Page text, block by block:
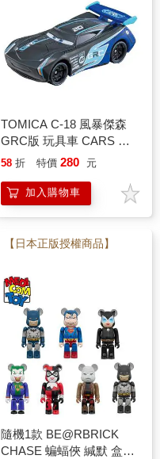
TOMICA C-18 風暴傑森
GRC版 玩具車 CARS 汽
車總動員 多美小汽車
58 折 特價 280 元
加入購物車
【日本正版授權商品】
隨機1款 BE@RBRICK
CHASE 蝙蝠俠 緘默 盒玩